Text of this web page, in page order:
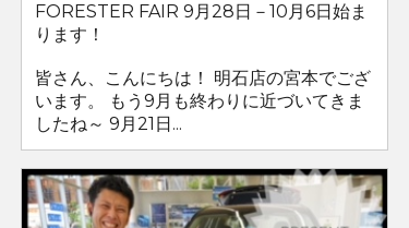
FORESTER FAIR 9月28日－10月6日始ま
ります！
皆さん、こんにちは！ 明石店の宮本でござ
います。 もう9月も終わりに近づいてきま
したね～ 9月21日...